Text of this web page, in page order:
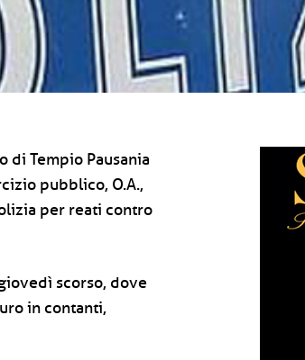
di Tempio Pausania
pubblico, O.A.,
per reati contro
scorso, dove
in contanti,